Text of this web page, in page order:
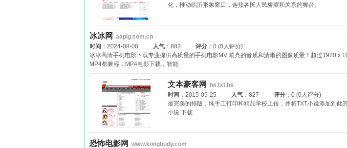
化，推动临沂形象窗口，连接各国人民桥梁和关系的舞台。
冰冰网
aapig.com.cn
时间 ：2024-08-08 人气 ：883 评分 ：0 (0人评分)
冰冰高清手机电影下载专业提供高质量的手机电影MV:响亮的音质和清晰的图像质量！超过1920 x
MP4都兼容，MP4电影下载，智能
文本豪客网
hk.txt.hk
时间 ：2015-09-25 人气 ：827 评分 ：0 (0人评分)
最完美的排版，纯手工打印和精品学校上传，并将TXT小说添加到
小说 下载
恐怖电影网
www.kongbudy.com